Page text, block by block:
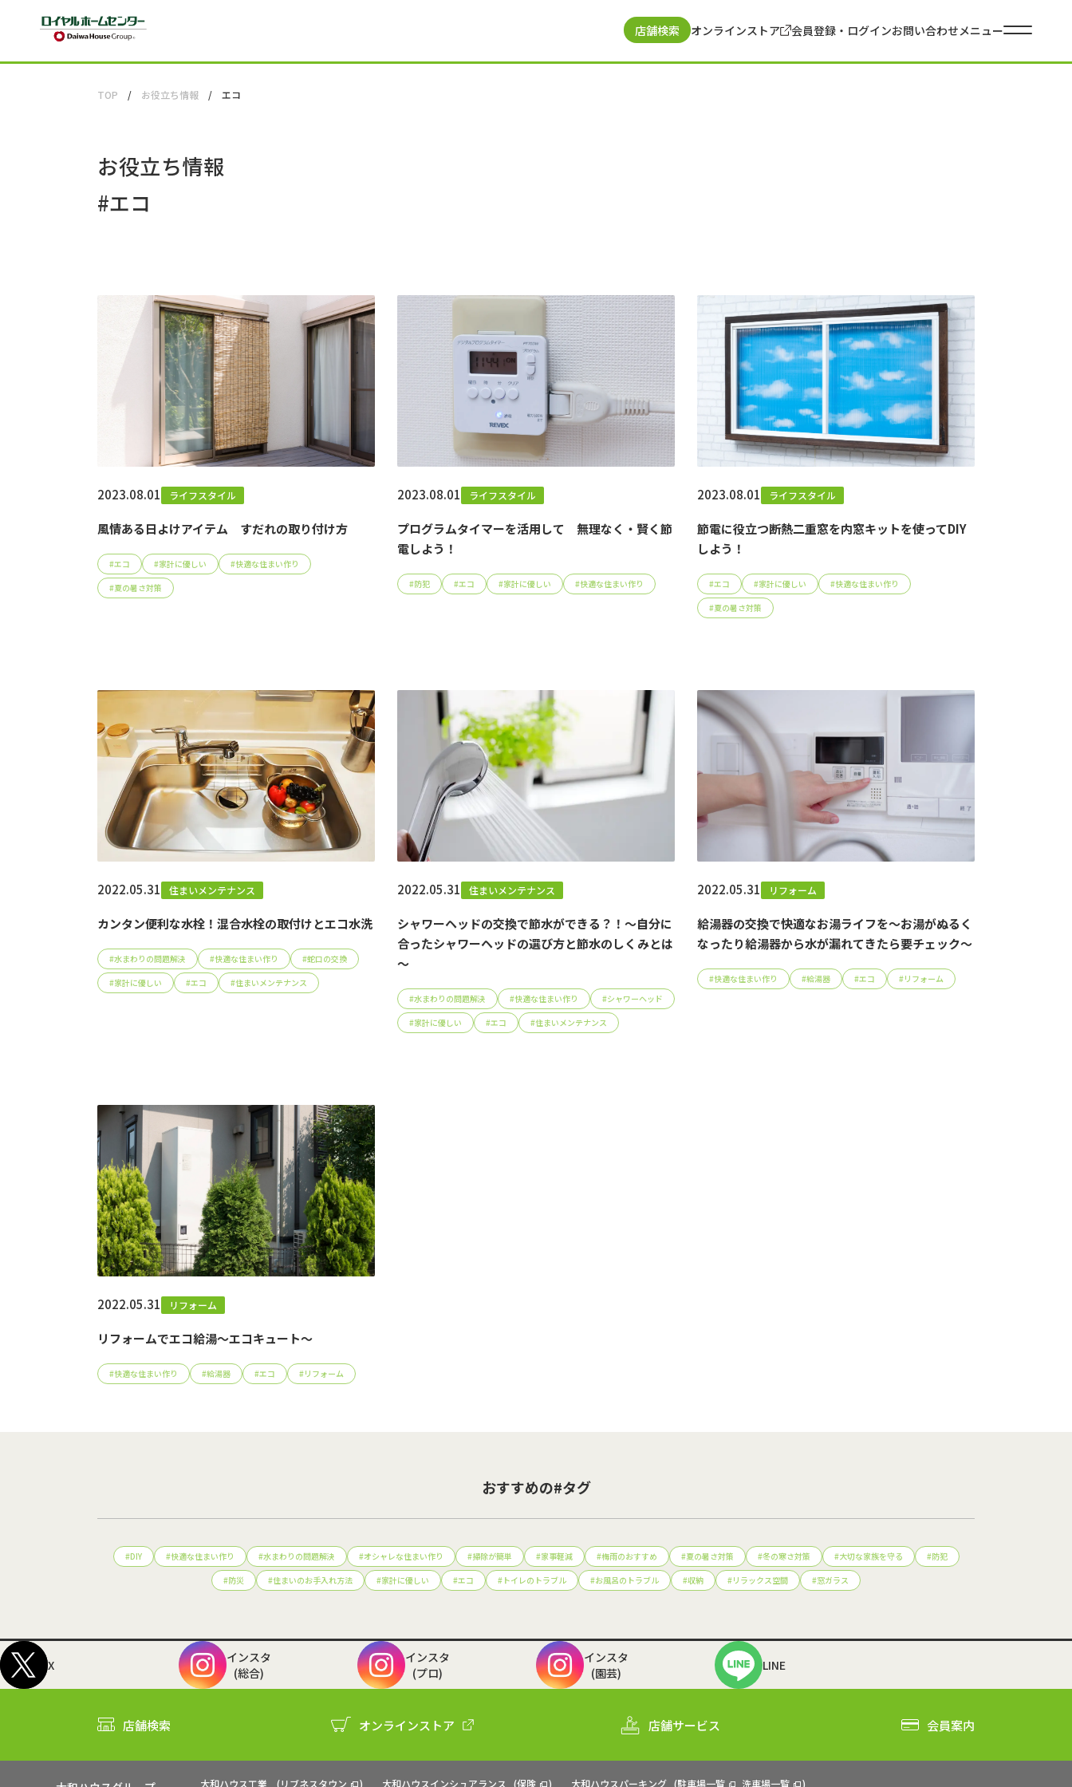
店舗検索 オンラインストア 会員登録・ログインお問い合わせメニュー
TOP お役立ち情報 エコ
お役立ち情報
#エコ
2023.08.01 ライフスタイル
風情ある日よけアイテム すだれの取り付け方
#エコ #家計に優しい #快適な住まい作り
#夏の暑さ対策
2023.08.01 ライフスタイル
プログラムタイマーを活用して 無理なく・賢く節
電しよう！
#防犯 #エコ #家計に優しい #快適な住まい作り
2023.08.01 ライフスタイル
節電に役立つ断熱二重窓を内窓キットを使ってDIY
しよう！
#エコ #家計に優しい #快適な住まい作り
#夏の暑さ対策
2022.05.31 住まいメンテナンス
カンタン便利な水栓！混合水栓の取付けとエコ水洗
#水まわりの問題解決 #快適な住まい作り #蛇口の交換
#家計に優しい #エコ #住まいメンテナンス
2022.05.31 住まいメンテナンス
シャワーヘッドの交換で節水ができる？！～自分に
合ったシャワーヘッドの選び方と節水のしくみとは
～
#水まわりの問題解決 #快適な住まい作り #シャワーヘッド
#家計に優しい #エコ #住まいメンテナンス
2022.05.31 リフォーム
給湯器の交換で快適なお湯ライフを～お湯がぬるく
なったり給湯器から水が漏れてきたら要チェック～
#快適な住まい作り #給湯器 #エコ #リフォーム
2022.05.31 リフォーム
リフォームでエコ給湯～エコキュート～
#快適な住まい作り #給湯器 #エコ #リフォーム
おすすめの#タグ
#DIY #快適な住まい作り #水まわりの問題解決 #オシャレな住まい作り #掃除が簡単 #家事軽減 #梅雨のおすすめ #夏の暑さ対策 #冬の寒さ対策 #大切な家族を守る #防犯
#防災 #住まいのお手入れ方法 #家計に優しい #エコ # トイレのトラブル #お風呂のトラブル #収納 #リラックス空間 #窓ガラス
X
インスタ
(総合)
インスタ
(プロ)
インスタ
(園芸)
LINE
店舗検索 オンラインストア 店舗サービス 会員案内
大和ハウス工業 (リブネスタウン ) 大和ハウスインシュアランス (保険 ) 大和ハウスパーキング (駐車場一覧 洗車場一覧 )